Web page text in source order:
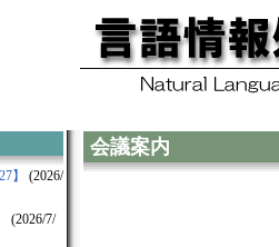
】
(2026/
(2026/7/
会議案内